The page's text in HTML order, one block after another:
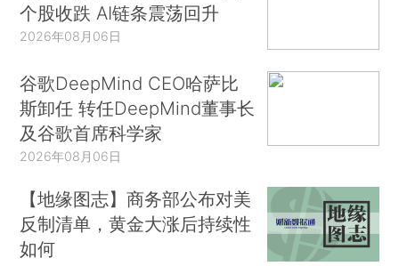
个股收跌 AI链条震荡回升
2026年08月06日
谷歌DeepMind CEO哈萨比
斯卸任 转任DeepMind董事长
及谷歌首席科学家
2026年08月06日
【地缘图志】商务部公布对美
反制清单，黄金大涨后持续性
如何